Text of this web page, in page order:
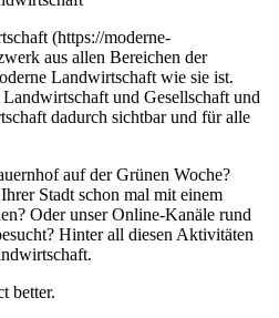
(https://moderne-
aus allen Bereichen der
Landwirtschaft wie sie ist.
und Gesellschaft und
dadurch sichtbar und für alle
auf der Grünen Woche?
Stadt schon mal mit einem
Oder unser Online-Kanäle rund
Hinter all diesen Aktivitäten
better.